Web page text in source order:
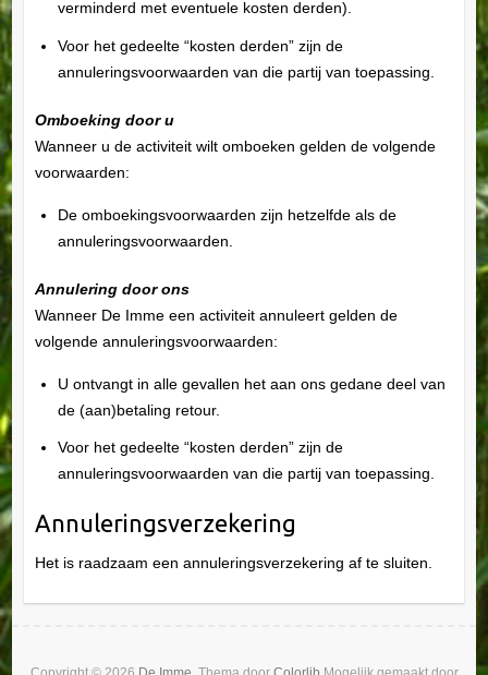
verminderd met eventuele kosten derden).
Voor het gedeelte “kosten derden” zijn de
annuleringsvoorwaarden van die partij van toepassing.
Omboeking door u
Wanneer u de activiteit wilt omboeken gelden de volgende
voorwaarden:
De omboekingsvoorwaarden zijn hetzelfde als de
annuleringsvoorwaarden.
Annulering door ons
Wanneer De Imme een activiteit annuleert gelden de
volgende annuleringsvoorwaarden:
U ontvangt in alle gevallen het aan ons gedane deel van
de (aan)betaling retour.
Voor het gedeelte “kosten derden” zijn de
annuleringsvoorwaarden van die partij van toepassing.
Annuleringsverzekering
Het is raadzaam een annuleringsverzekering af te sluiten.